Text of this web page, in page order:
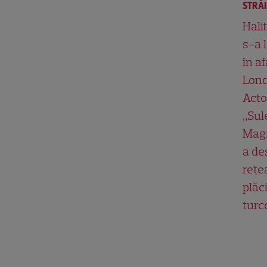
s-a
în
a